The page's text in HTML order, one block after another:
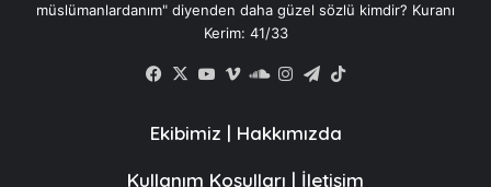
müslümanlardanım" diyenden daha güzel sözlü kimdir? Kuranı
Kerim: 41/33
Facebook
X YouTube
VimeoSoundCloud
Instagram
Telegram
Ekibimiz | Hakkımızda
Kullanım Koşulları | İletişim